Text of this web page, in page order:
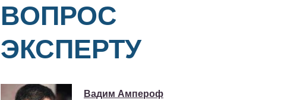
ВОПРОС
ЭКСПЕРТУ
Вадим Ампероф